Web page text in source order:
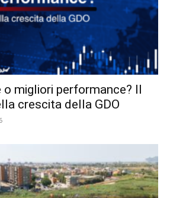
o migliori performance? Il
crescita della GDO